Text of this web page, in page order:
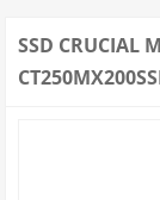
SSD CRUCIAL